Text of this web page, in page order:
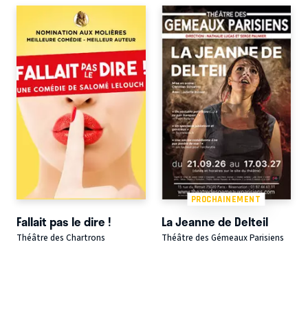
Fallait pas le dire !
Théâtre des Chartrons
PROCHAINEMENT
La Jeanne de Delteil
Théâtre des Gémeaux Parisiens